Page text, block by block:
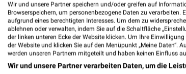
Wir und unsere Partner speichern und/oder greifen auf
Browserspeichern, um personenbezogene Daten zu
aufgrund eines berechtigten Interesses. Um dem zu
ablehnen oder verwalten, indem Sie auf die Schaltfläche
der linken unteren Ecke der Website klicken. Um Ihre
der Website und klicken Sie auf den Menüpunkt „Meine Daten“.
werden unseren Partnern mitgeteilt und haben keinen Einfluss
Wir und unsere Partner verarbeiten Daten, um die